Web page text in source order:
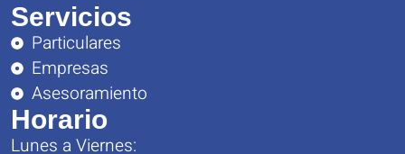
Servicios
Particulares
Empresas
Asesoramiento
Horario
Lunes a Viernes: